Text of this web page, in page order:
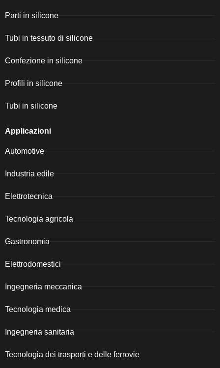
Parti in silicone
Tubi in tessuto di silicone
Confezione in silicone
Profili in silicone
Tubi in silicone
Applicazioni
Automotive
Industria edile
Elettrotecnica
Tecnologia agricola
Gastronomia
Elettrodomestici
Ingegneria meccanica
Tecnologia medica
Ingegneria sanitaria
Tecnologia dei trasporti e delle ferrovie